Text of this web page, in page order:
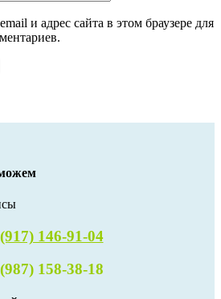
и адрес сайта в этом браузере для
146-91-04
158-38-18